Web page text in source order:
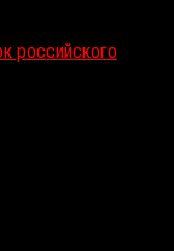
российского